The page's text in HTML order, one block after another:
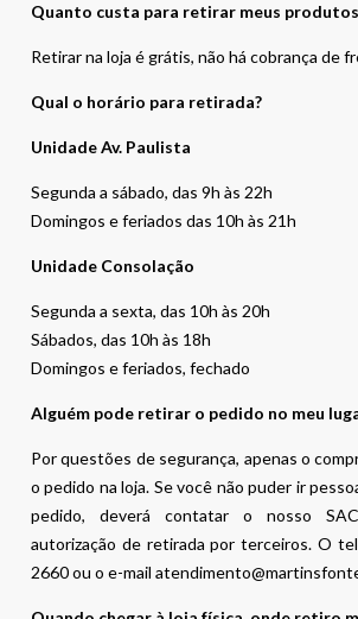
Quanto custa para retirar meus
Retirar na loja é grátis, não há cobrança de
Qual o horário para retirada?
Unidade Av. Paulista
Segunda a sábado, das 9h às 22h
Domingos e feriados das 10h às 21h
Unidade Consolação
Segunda a sexta, das 10h às 20h
Sábados, das 10h às 18h
Domingos e feriados, fechado
Alguém pode retirar o pedido no meu
Por questões de segurança, apenas o
o pedido na loja. Se você não puder ir
pedido, deverá contatar o nosso
autorização de retirada por terceiros. O
2660 ou o e-mail